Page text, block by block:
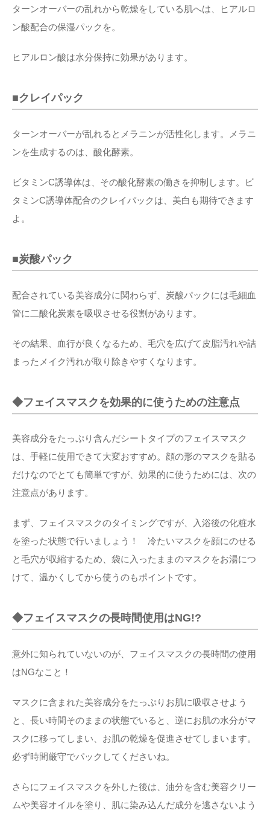
ターンオーバーの乱れから乾燥をしている肌へは、ヒアルロ
ン酸配合の保湿パックを。
ヒアルロン酸は水分保持に効果があります。
■クレイパック
ターンオーバーが乱れるとメラニンが活性化します。メラニ
ンを生成するのは、酸化酵素。
ビタミンC誘導体は、その酸化酵素の働きを抑制します。ビ
タミンC誘導体配合のクレイパックは、美白も期待できます
よ。
■炭酸パック
配合されている美容成分に関わらず、炭酸パックには毛細血
管に二酸化炭素を吸収させる役割があります。
その結果、血行が良くなるため、毛穴を広げて皮脂汚れや詰
まったメイク汚れが取り除きやすくなります。
◆フェイスマスクを効果的に使うための注意点
美容成分をたっぷり含んだシートタイプのフェイスマスク
は、手軽に使用できて大変おすすめ。顔の形のマスクを貼る
だけなのでとても簡単ですが、効果的に使うためには、次の
注意点があります。
まず、フェイスマスクのタイミングですが、入浴後の化粧水
を塗った状態で行いましょう！ 冷たいマスクを顔にのせる
と毛穴が収縮するため、袋に入ったままのマスクをお湯につ
けて、温かくしてから使うのもポイントです。
◆フェイスマスクの長時間使用はNG!?
意外に知られていないのが、フェイスマスクの長時間の使用
はNGなこと！
マスクに含まれた美容成分をたっぷりお肌に吸収させよう
と、長い時間そのままの状態でいると、逆にお肌の水分がマ
スクに移ってしまい、お肌の乾燥を促進させてしまいます。
必ず時間厳守でパックしてくださいね。
さらにフェイスマスクを外した後は、油分を含む美容クリー
ムや美容オイルを塗り、肌に染み込んだ成分を逃さないよう